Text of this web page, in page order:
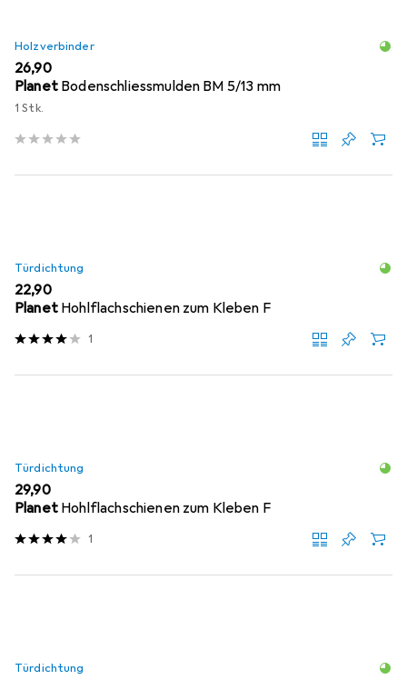
Holzverbinder
EUR
26,90
Planet Bodenschliessmulden BM 5/13 mm
1 Stk.
Türdichtung
EUR
22,90
Planet Hohlflachschienen zum Kleben F
1
Türdichtung
EUR
29,90
Planet Hohlflachschienen zum Kleben F
1
Türdichtung